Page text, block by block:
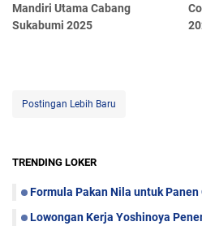
Mandiri Utama Cabang
Sukabumi 2025
Postingan Lebih Baru
TRENDING LOKER
Formula Pakan Nila untuk Panen
Lowongan Kerja Yoshinoya